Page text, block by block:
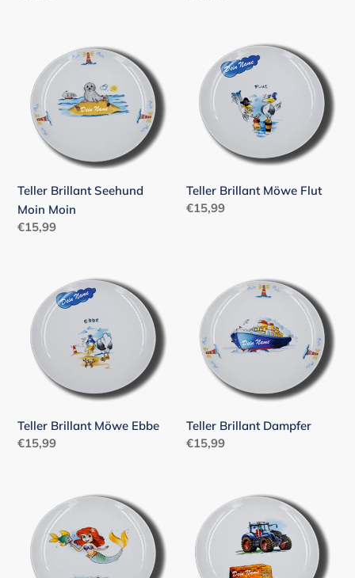
Brillant
Seehund
Moin
Moin
Teller Brillant Seehund
Moin Moin
Normaler
€15,99
Brillant
Möwe
Teller Brillant Möwe Flut
Normaler
€15,99
Brillant
Möwe
Teller Brillant Möwe Ebbe
Normaler
€15,99
Brillant
Dampfer
Teller Brillant Dampfer
Normaler
€15,99
Brillant
Meerjungfrau
Brillant
Traktor